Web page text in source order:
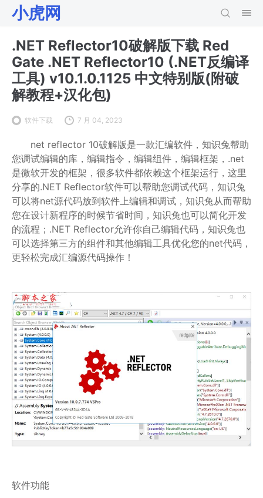
小虎网
.NET Reflector10破解版下载 Red
Gate .NET Reflector10 (.NET反编译
工具) v10.1.0.1125 中文特别版(附破
解教程+汉化包)
软件下载 7 月 04, 2023
net reflector 10破解版是一款汇编软件，知识兔帮助
您调试编辑的库，编辑指令，编辑组件，编辑框架，.net
是微软开发的框架，很多软件都依赖这个框架运行，这里
分享的.NET Reflector软件可以帮助您调试代码，知识兔
可以将net源代码放到软件上编辑和调试，知识兔从而帮助
您在设计新程序的时候节省时间，知识兔也可以简化开发
的流程；.NET Reflector允许你自己编辑代码，知识兔也
可以选择第三方的组件和其他编辑工具优化您的net代码，
更轻松完成汇编源代码操作！
软件功能